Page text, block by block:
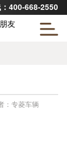
400-668-2550
友
： 专菱车辆